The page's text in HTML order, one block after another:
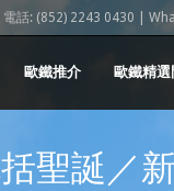
電話: (852) 2243 0430 |
歐鐵推介 歐鐵精
聖誕／